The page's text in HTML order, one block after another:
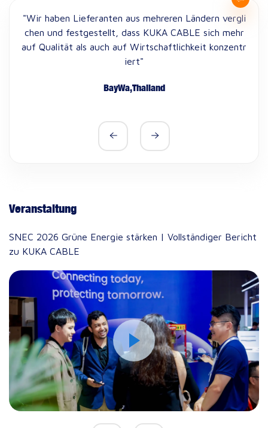
"Wir haben Lieferanten aus mehreren Ländern vergli
chen und festgestellt, dass KUKA CABLE sich mehr
auf Qualität als auch auf Wirtschaftlichkeit konzentr
iert"
BayWa,Thailand
Veranstaltung
SNEC 2026 Grüne Energie stärken | Vollständiger Bericht
zu KUKA CABLE